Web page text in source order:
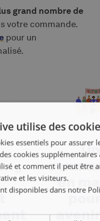
grand nombre de
votre commande.
pour un
en
utilise des
essentiels pour assurer
cookies
et comment il peut être
et les visiteurs.
disponibles dans notre